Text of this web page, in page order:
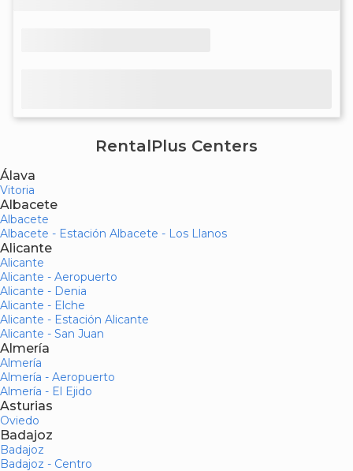
RentalPlus Centers
Álava
Vitoria
Albacete
Albacete
Albacete - Estación Albacete - Los Llanos
Alicante
Alicante
Alicante - Aeropuerto
Alicante - Denia
Alicante - Elche
Alicante - Estación Alicante
Alicante - San Juan
Almería
Almería
Almería - Aeropuerto
Almería - El Ejido
Asturias
Oviedo
Badajoz
Badajoz
Badajoz - Centro